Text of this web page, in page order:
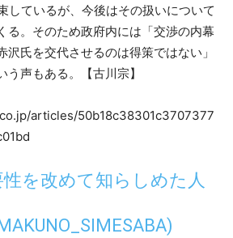
しているが、今後はその扱いについて
る。そのため政府内には「交渉の内幕
沢氏を交代させるのは得策ではない」
う声もある。【古川宗】
articles/50b18c38301c3707377
を改めて知らしめた人